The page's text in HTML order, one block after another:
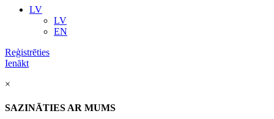
LV
LV
EN
Reģistrēties
Ienākt
×
SAZINĀTIES AR MUMS